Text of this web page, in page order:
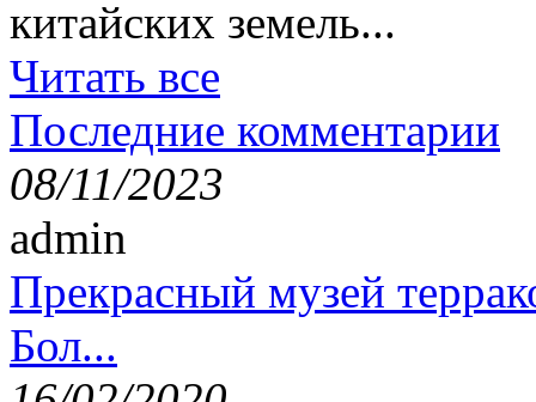
китайских земель...
Читать все
Последние комментарии
08/11/2023
admin
Прекрасный музей
Бол...